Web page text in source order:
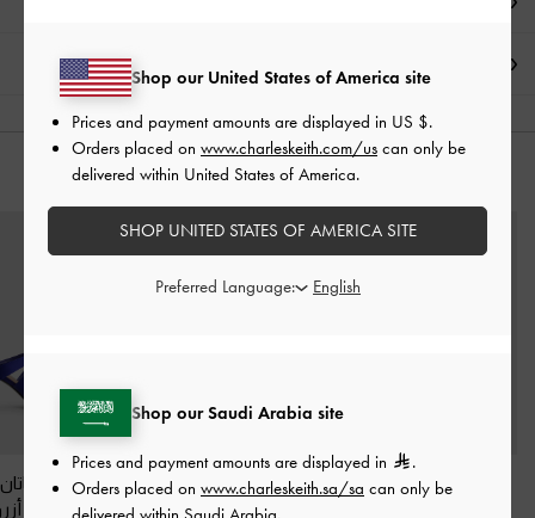
قد يعجبك آيضاً
حذاء ساتان بسير خلفي
كعب عالي برانتلي
بفيونكة وسير كاحل-
حذاء ميول
بليسيه
Shop our Saudi Arabia site
Prices and payment amounts are displayed in
.
Orders placed on www.charleskeith.sa/sa can only be
Shop our United States of America site
Prices and payment amounts are displayed in US $.
Orders placed on www.charleskeith.com/us can only be
delivered within United States of America.
SHOP UNITED STATES OF AMERICA SITE
Preferred Language: